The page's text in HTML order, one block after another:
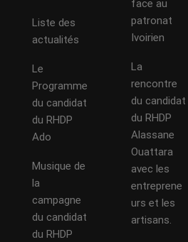
Liste des
actualités
Le
Programme
du candidat
du RHDP
Ado
Musique de
la
campagne
du candidat
du RHDP
face au
patronat
Ivoirien
La
rencontre
du candidat
du RHDP
Alassane
Ouattara
avec les
entreprene
urs et les
artisans.